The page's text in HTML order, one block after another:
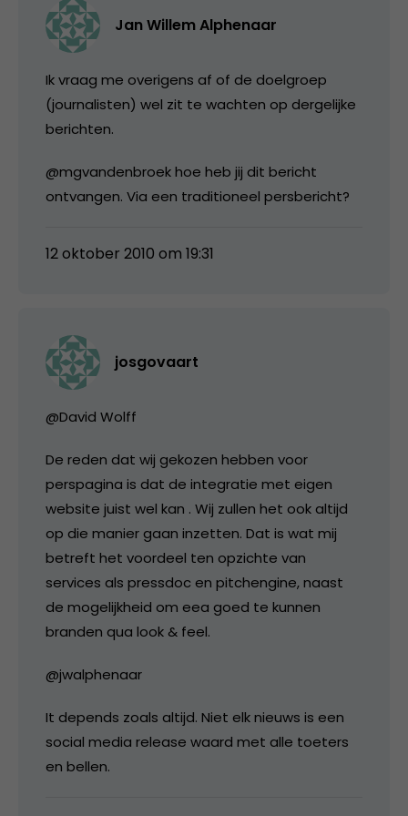
Jan Willem Alphenaar
Ik vraag me overigens af of de doelgroep
(journalisten) wel zit te wachten op dergelijke
berichten.
@mgvandenbroek hoe heb jij dit bericht
ontvangen. Via een traditioneel persbericht?
12 oktober 2010 om 19:31
josgovaart
@David Wolff
De reden dat wij gekozen hebben voor
perspagina is dat de integratie met eigen
website juist wel kan . Wij zullen het ook altijd
op die manier gaan inzetten. Dat is wat mij
betreft het voordeel ten opzichte van
services als pressdoc en pitchengine, naast
de mogelijkheid om eea goed te kunnen
branden qua look & feel.
@jwalphenaar
It depends zoals altijd. Niet elk nieuws is een
social media release waard met alle toeters
en bellen.